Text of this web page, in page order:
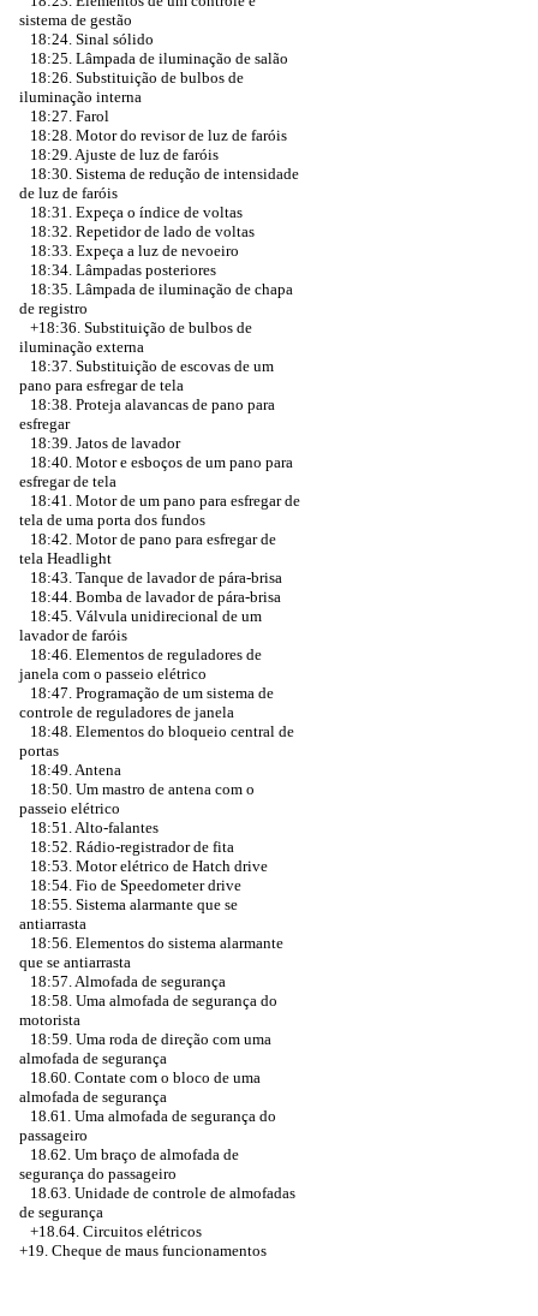
sistema de gestão
18:24. Sinal sólido
18:25. Lâmpada de iluminação de salão
18:26. Substituição de bulbos de
iluminação interna
18:27. Farol
18:28. Motor do revisor de luz de faróis
18:29. Ajuste de luz de faróis
18:30. Sistema de redução de intensidade
de luz de faróis
18:31. Expeça o índice de voltas
18:32. Repetidor de lado de voltas
18:33. Expeça a luz de nevoeiro
18:34. Lâmpadas posteriores
18:35. Lâmpada de iluminação de chapa
de registro
+18:36. Substituição de bulbos de
iluminação externa
18:37. Substituição de escovas de um
pano para esfregar de tela
18:38. Proteja alavancas de pano para
esfregar
18:39. Jatos de lavador
18:40. Motor e esboços de um pano para
esfregar de tela
18:41. Motor de um pano para esfregar de
tela de uma porta dos fundos
18:42. Motor de pano para esfregar de
tela Headlight
18:43. Tanque de lavador de pára-brisa
18:44. Bomba de lavador de pára-brisa
18:45. Válvula unidirecional de um
lavador de faróis
18:46. Elementos de reguladores de
janela com o passeio elétrico
18:47. Programação de um sistema de
controle de reguladores de janela
18:48. Elementos do bloqueio central de
portas
18:49. Antena
18:50. Um mastro de antena com o
passeio elétrico
18:51. Alto-falantes
18:52. Rádio-registrador de fita
18:53. Motor elétrico de Hatch drive
18:54. Fio de Speedometer drive
18:55. Sistema alarmante que se
antiarrasta
18:56. Elementos do sistema alarmante
que se antiarrasta
18:57. Almofada de segurança
18:58. Uma almofada de segurança do
motorista
18:59. Uma roda de direção com uma
almofada de segurança
18.60. Contate com o bloco de uma
almofada de segurança
18.61. Uma almofada de segurança do
passageiro
18.62. Um braço de almofada de
segurança do passageiro
18.63. Unidade de controle de almofadas
de segurança
+18.64. Circuitos elétricos
+19. Cheque de maus funcionamentos